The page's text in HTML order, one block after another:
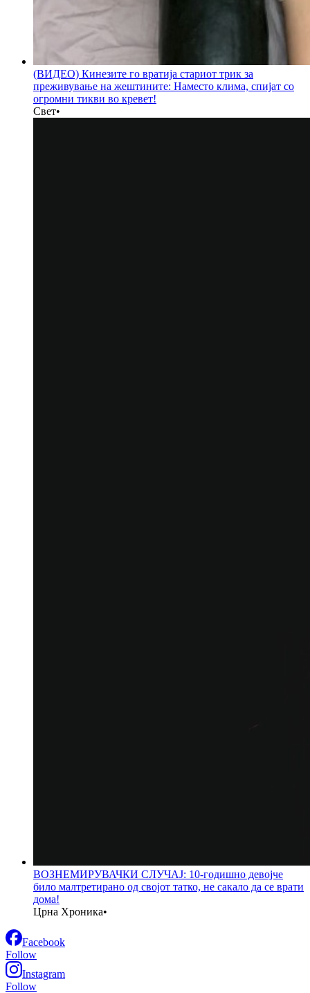
(ВИДЕО) Кинезите го вратија стариот трик за
преживување на жештините: Наместо клима, спијат со
огромни тикви во кревет!
Свет•
ВОЗНЕМИРУВАЧКИ СЛУЧАЈ: 10-годишно девојче
било малтретирано од својот татко, не сакало да се врати
дома!
Црна Хроника•
Facebook
Follow
Instagram
Follow